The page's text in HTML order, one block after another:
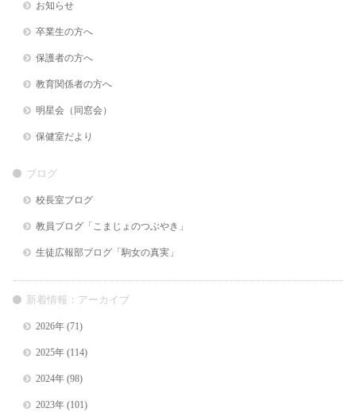
お知らせ
卒業生の方へ
保護者の方へ
教育関係者の方へ
明星会（同窓会）
保健室だより
ブログ
校長室ブログ
教員ブログ「こまじょのつぶやき」
生徒広報部ブログ「駒女の真実」
新着情報：アーカイブ
2026年(71)
2025年(114)
2024年(98)
2023年(101)